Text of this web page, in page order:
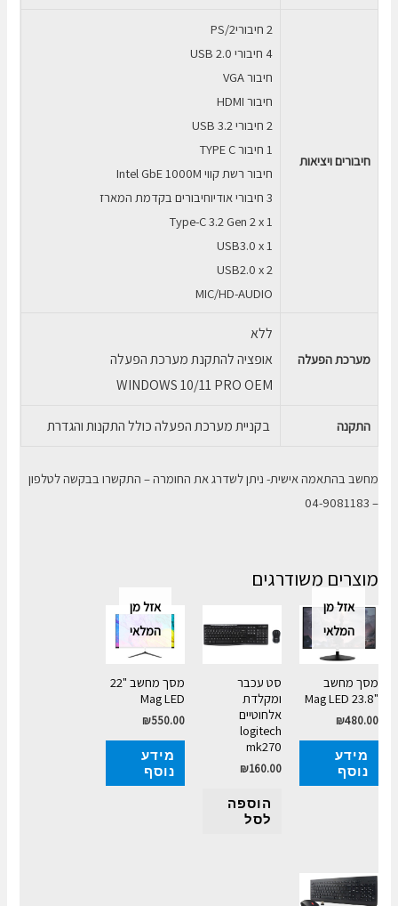
חיבורים ויציאות
2 חיבוריPS/2
4 חיבורי USB 2.0
חיבור VGA
חיבור HDMI
2 חיבורי USB 3.2
1 חיבור TYPE C
חיבור רשת קווי Intel GbE 1000M
3 חיבורי אודיוחיבורים בקדמת המארז
Type-C 3.2 Gen 2 x 1
USB3.0 x 1
USB2.0 x 2
MIC/HD-AUDIO
מערכת הפעלה
ללא
אופציה להתקנת מערכת הפעלה
WINDOWS 10/11 PRO OEM
התקנה בקניית מערכת הפעלה כולל התקנות והגדרת
מחשב בהתאמה אישית- ניתן לשדרג את החומרה – התקשרו בבקשה לטלפון
– 04-9081183
מוצרים משודרגים
אזל מן
המלאי
מסך מחשב
"23.8 Mag LED
₪480.00
מידע
נוסף
סט עכבר
ומקלדת
אלחוטיים
logitech
mk270
₪160.00
הוספה
לסל
אזל מן
המלאי
מסך מחשב "22
Mag LED
₪550.00
מידע
נוסף